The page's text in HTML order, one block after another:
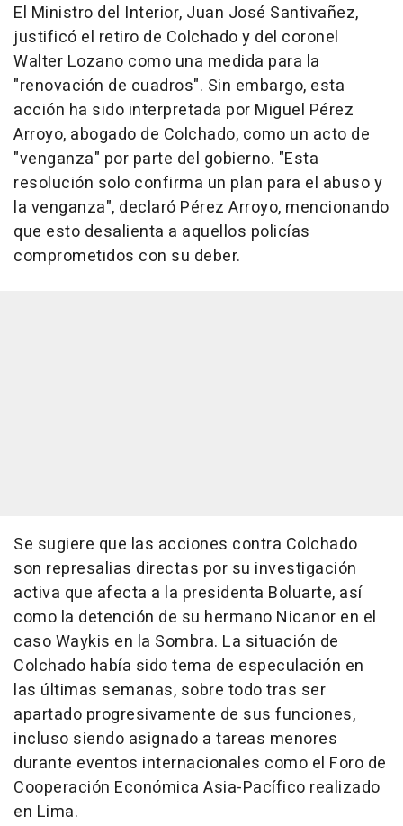
El Ministro del Interior, Juan José Santivañez,
justificó el retiro de Colchado y del coronel
Walter Lozano como una medida para la
"renovación de cuadros". Sin embargo, esta
acción ha sido interpretada por Miguel Pérez
Arroyo, abogado de Colchado, como un acto de
"venganza" por parte del gobierno. "Esta
resolución solo confirma un plan para el abuso y
la venganza", declaró Pérez Arroyo, mencionando
que esto desalienta a aquellos policías
comprometidos con su deber.
Se sugiere que las acciones contra Colchado
son represalias directas por su investigación
activa que afecta a la presidenta Boluarte, así
como la detención de su hermano Nicanor en el
caso Waykis en la Sombra. La situación de
Colchado había sido tema de especulación en
las últimas semanas, sobre todo tras ser
apartado progresivamente de sus funciones,
incluso siendo asignado a tareas menores
durante eventos internacionales como el Foro de
Cooperación Económica Asia-Pacífico realizado
en Lima.